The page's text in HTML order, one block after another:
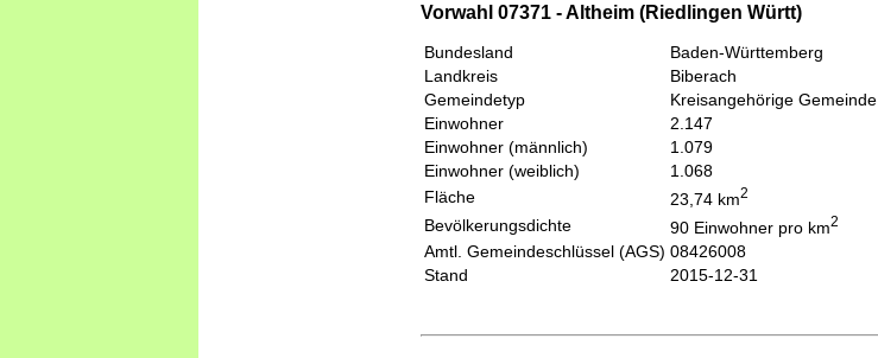
Vorwahl 07371 - Altheim (Riedlingen Württ)
Bundesland
Baden-Württemberg
Landkreis
Biberach
Gemeindetyp
Kreisangehörige Gemeinde
Einwohner
2.147
Einwohner (männlich)
1.079
Einwohner (weiblich)
1.068
Fläche
23,74 km2
Bevölkerungsdichte 90 Einwohner pro km2
Amtl. Gemeindeschlüssel (AGS) 08426008
Stand
2015-12-31